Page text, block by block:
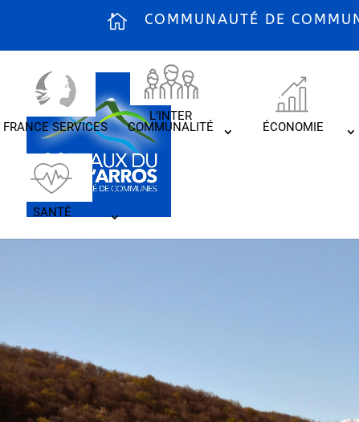
COMMUNAUTÉ DE
FRANCE SERVICES
L’INTER
COMMUNALITÉ ÉCONOMIE
SANTÉ